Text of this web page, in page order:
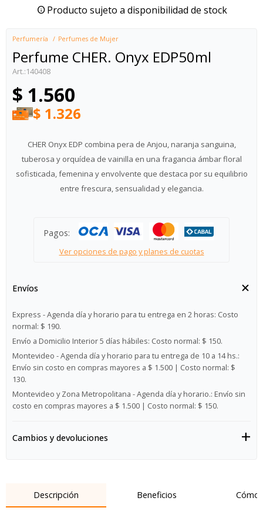
Producto sujeto a disponibilidad de stock
Perfumería Perfumes de Mujer
Perfume CHER. Onyx EDP50ml
140408
$ 1.560
$ 1.326
CHER Onyx EDP combina pera de Anjou, naranja sanguina,
tuberosa y orquídea de vainilla en una fragancia ámbar floral
sofisticada, femenina y envolvente que destaca por su equilibrio
entre frescura, sensualidad y elegancia.
Pagos:
Ver opciones de pago y planes de cuotas
Envíos
Express - Agenda día y horario para tu entrega en 2 horas: Costo
normal: $ 190.
Envío a Domicilio Interior 5 días hábiles: Costo normal: $ 150.
Montevideo - Agenda día y horario para tu entrega de 10 a 14 hs.:
Envío sin costo en compras mayores a $ 1.500 | Costo normal: $
130.
Montevideo y Zona Metropolitana - Agenda día y horario.: Envío sin
costo en compras mayores a $ 1.500 | Costo normal: $ 150.
Cambios y devoluciones
Descripción Beneficios Cómo